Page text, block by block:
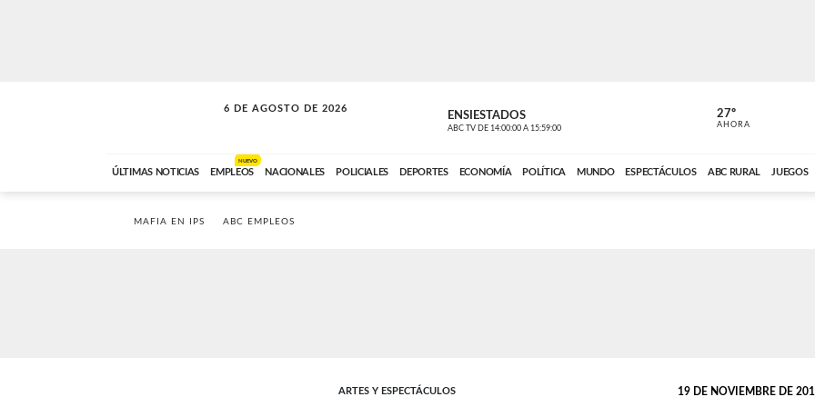
6 DE AGOSTO DE 2026
VITAMINAS ENSIESTADOS
ABC TV DE 14:00:00 A 15:59:00 ABC CARDINAL
27º
AHORA
ÚLTIMAS NOTICIAS EMPLEOS
NUEVO
NACIONALES POLICIALES DEPORTES ECONOMÍA POLÍTICA MUNDO ESPECTÁCULOS ABC RURAL JUEGOS
MAFIA EN IPS ABC EMPLEOS
ARTES Y ESPECTÁCULOS 19 DE NOVIEMBRE DE